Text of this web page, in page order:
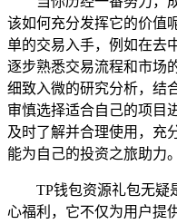
该如何充分发挥它的价值
单的交易入手，例如在去
逐步熟悉交易流程和市场
细致入微的研究分析，结
审慎选择适合自己的项目
及时了解并合理使用，充
能为自己的投资之旅助力。
TP钱包资源礼包无疑
心福利，它不仅为用户提